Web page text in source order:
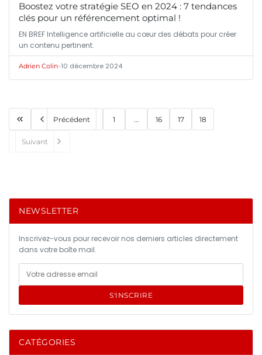
Boostez votre stratégie SEO en 2024 : 7 tendances
clés pour un référencement optimal !
EN BREF Intelligence artificielle au cœur des débats pour créer
un contenu pertinent.
Adrien Colin•10 décembre 2024
Précédent 1 ... 16 17 18
Suivant
NEWSLETTER
Inscrivez-vous pour recevoir nos derniers articles directement
dans votre boîte mail.
S'INSCRIRE
CATÉGORIES